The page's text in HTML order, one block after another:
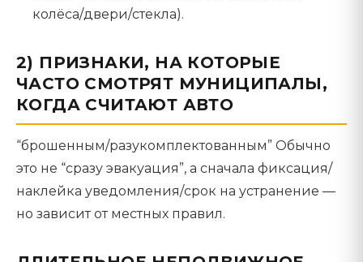
колёса/двери/стекла).
2) ПРИЗНАКИ, НА КОТОРЫЕ
ЧАСТО СМОТРЯТ МУНИЦИПАЛЫ,
КОГДА СЧИТАЮТ АВТО
“брошенным/разукомплектованным” Обычно
это не “сразу эвакуация”, а сначала фиксация/
наклейка уведомления/срок на устранение —
но зависит от местных правил.